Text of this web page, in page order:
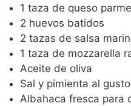
1 taza de queso
2 huevos batidos
2 tazas de salsa
1 taza de mozzarella
Aceite de oliva
Sal y pimienta al gusto
Albahaca fresca para